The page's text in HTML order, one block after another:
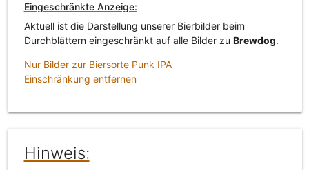
Eingeschränkte Anzeige:
Aktuell ist die Darstellung unserer Bierbilder beim
Durchblättern eingeschränkt auf alle Bilder zu Brewdog.
Nur Bilder zur Biersorte Punk IPA
Einschränkung entfernen
Hinweis: